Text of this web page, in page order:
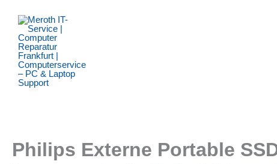
Inhalt
springen
Philips Externe Portable